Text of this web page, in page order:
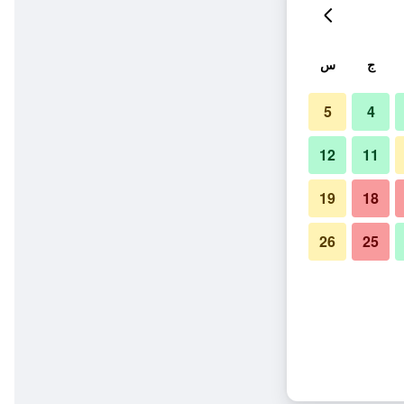
ج س
4
5
11
12
18
19
25
26